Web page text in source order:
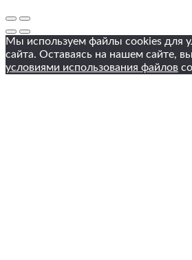
Мы используем файлы cookies для
сайта. Оставаясь на нашем сайте,
условиями использования файлов